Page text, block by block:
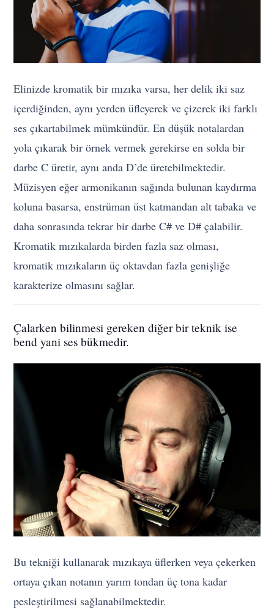
Elinizde kromatik bir mızıka varsa, her delik iki saz
içerdiğinden, aynı yerden üfleyerek ve çizerek iki farklı
ses çıkartabilmek mümkündür. En düşük notalardan
yola çıkarak bir örnek vermek gerekirse en solda bir
darbe C üretir, aynı anda D’de üretebilmektedir.
Müzisyen eğer armonikanın sağında bulunan kaydırma
koluna basarsa, enstrüman üst katmandan alt tabaka ve
daha sonrasında tekrar bir darbe C# ve D# çalabilir.
Kromatik mızıkalarda birden fazla saz olması,
kromatik mızıkaların üç oktavdan fazla genişliğe
karakterize olmasını sağlar.
Çalarken bilinmesi gereken diğer bir teknik ise
bend yani ses bükmedir.
Bu tekniği kullanarak mızıkaya üflerken veya çekerken
ortaya çıkan notanın yarım tondan üç tona kadar
pesleştirilmesi sağlanabilmektedir.